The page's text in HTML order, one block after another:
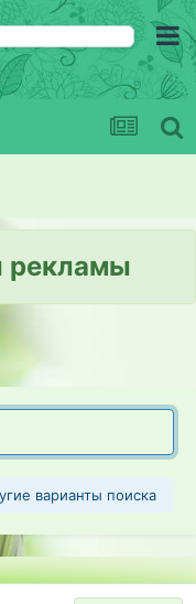
рекламы
варианты поиска